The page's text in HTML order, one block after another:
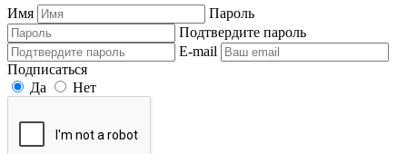
Имя
Пароль
Подтвердите пароль
E-mail
Подписаться
Да
Нет